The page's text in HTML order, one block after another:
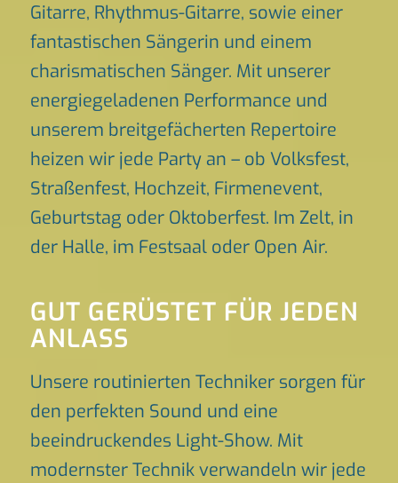
Gitarre, Rhythmus-Gitarre, sowie einer
fantastischen Sängerin und einem
charismatischen Sänger. Mit unserer
energiegeladenen Performance und
unserem breitgefächerten Repertoire
heizen wir jede Party an – ob Volksfest,
Straßenfest, Hochzeit, Firmenevent,
Geburtstag oder Oktoberfest. Im Zelt, in
der Halle, im Festsaal oder Open Air.
GUT GERÜSTET FÜR JEDEN
ANLASS
Unsere routinierten Techniker sorgen für
den perfekten Sound und eine
beeindruckendes Light-Show. Mit
modernster Technik verwandeln wir jede